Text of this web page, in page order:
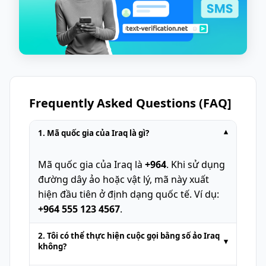
Frequently Asked Questions (FAQ]
1. Mã quốc gia của Iraq là gì? ▾
Mã quốc gia của Iraq là +964. Khi sử dụng
đường dây ảo hoặc vật lý, mã này xuất
hiện đầu tiên ở định dạng quốc tế. Ví dụ:
+964 555 123 4567.
2. Tôi có thể thực hiện cuộc gọi bằng số ảo Iraq
không?
▾